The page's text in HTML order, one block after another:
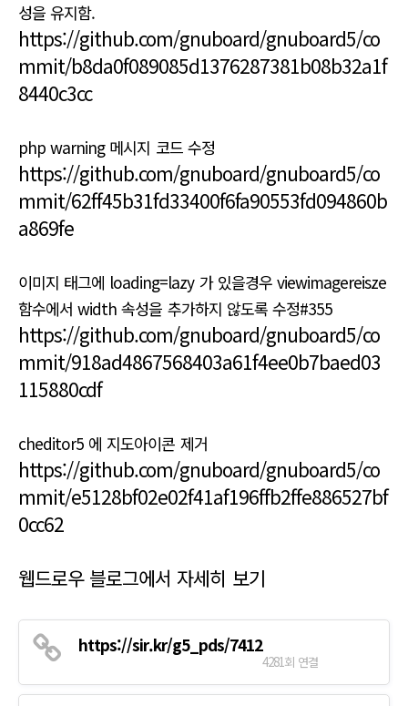
성을 유지함.
https://github.com/gnuboard/gnuboard5/co
mmit/b8da0f089085d1376287381b08b32a1f
8440c3cc
php warning 메시지 코드 수정
https://github.com/gnuboard/gnuboard5/co
mmit/62ff45b31fd33400f6fa90553fd094860b
a869fe
이미지 태그에 loading=lazy 가 있을경우 viewimagereisze
함수에서 width 속성을 추가하지 않도록 수정#355
https://github.com/gnuboard/gnuboard5/co
mmit/918ad4867568403a61f4ee0b7baed03
115880cdf
cheditor5 에 지도아이콘 제거
https://github.com/gnuboard/gnuboard5/co
mmit/e5128bf02e02f41af196ffb2ffe886527bf
0cc62
웹드로우 블로그에서 자세히 보기
https://sir.kr/g5_pds/7412
4281회 연결